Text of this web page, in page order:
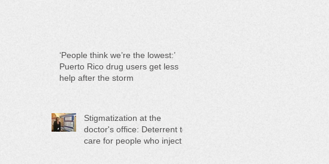
‘People think we’re the lowest:’
Puerto Rico drug users get less
help after the storm
Stigmatization at the
doctor's office: Deterrent to
care for people who inject